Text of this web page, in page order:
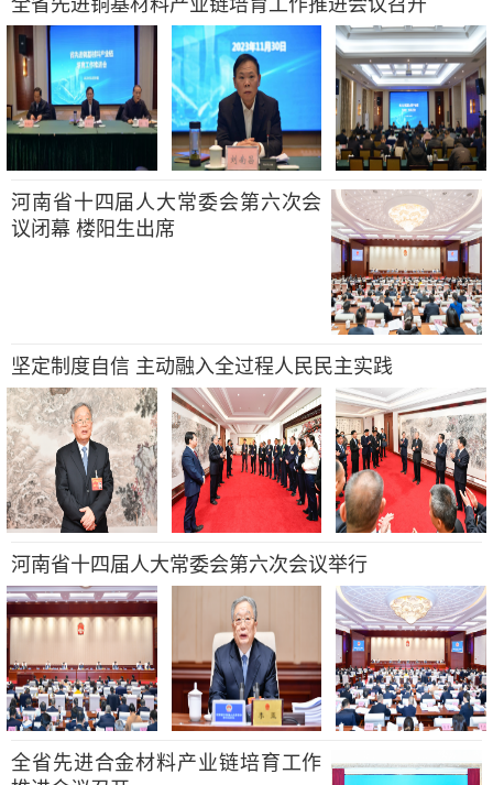
全省先进铜基材料产业链培育工作推进会议召开
河南省十四届人大常委会第六次会
议闭幕 楼阳生出席
坚定制度自信 主动融入全过程人民民主实践
河南省十四届人大常委会第六次会议举行
全省先进合金材料产业链培育工作